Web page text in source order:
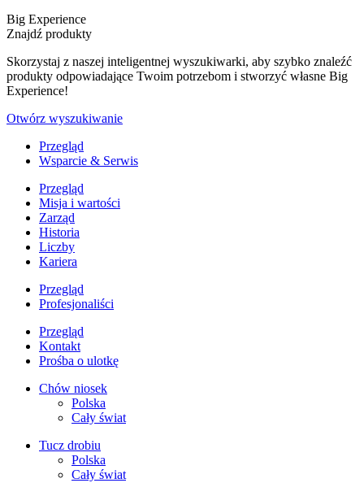
Big Experience
Znajdź produkty
Skorzystaj z naszej inteligentnej wyszukiwarki, aby szybko znaleźć
produkty odpowiadające Twoim potrzebom i stworzyć własne Big
Experience!
Otwórz wyszukiwanie
Przegląd
Wsparcie & Serwis
Przegląd
Misja i wartości
Zarząd
Historia
Liczby
Kariera
Przegląd
Profesjonaliści
Przegląd
Kontakt
Prośba o ulotkę
Chów niosek
Polska
Cały świat
Tucz drobiu
Polska
Cały świat